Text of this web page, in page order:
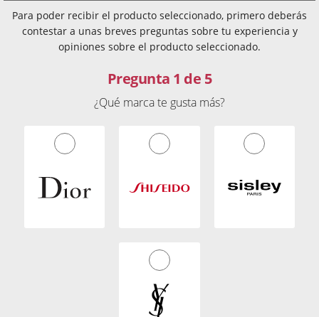
Para poder recibir el producto seleccionado, primero deberás
contestar a unas breves preguntas sobre tu experiencia y
opiniones sobre el producto seleccionado.
Pregunta 1 de 5
¿Qué marca te gusta más?